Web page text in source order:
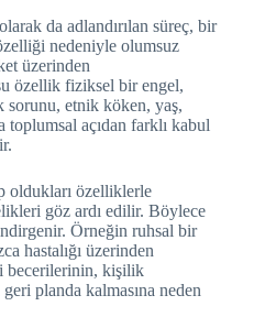
da adlandırılan süreç, bir
nedeniyle olumsuz
üzerinden
özellik fiziksel bir engel,
sorunu, etnik köken, yaş,
açıdan farklı kabul
oldukları özelliklerle
göz ardı edilir. Böylece
Örneğin ruhsal bir
hastalığı üzerinden
becerilerinin, kişilik
planda kalmasına neden